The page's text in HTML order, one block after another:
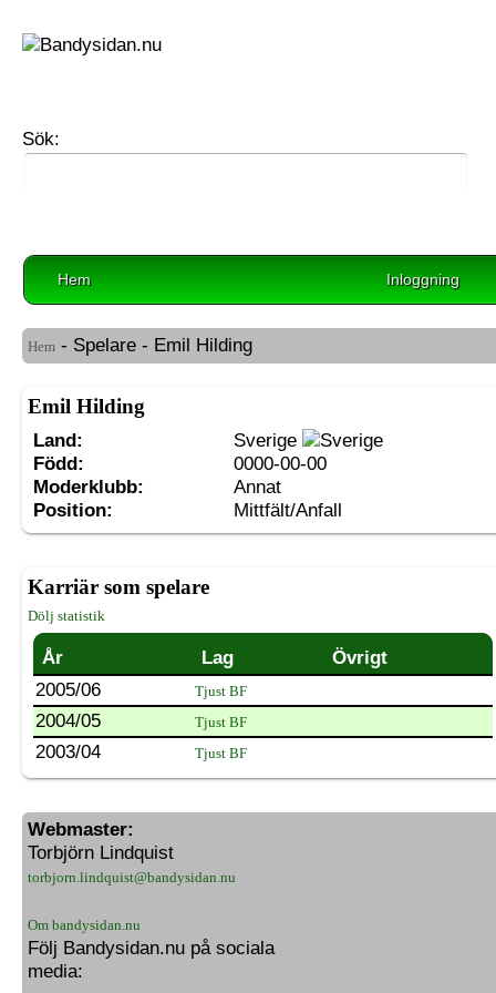
Sök:
Hem Inloggning
Hem - Spelare - Emil Hilding
Emil Hilding
Land:
Sverige
Född:
0000-00-00
Moderklubb:
Annat
Position:
Mittfält/Anfall
Karriär som spelare
Dölj statistik
År Lag
Övrigt
2005/06
Tjust BF
2004/05 Tjust BF
2003/04 Tjust BF
Webmaster:
Torbjörn Lindquist
torbjorn.lindquist@bandysidan.nu
Om bandysidan.nu
Följ Bandysidan.nu på sociala
media: